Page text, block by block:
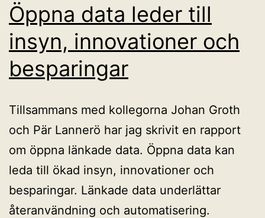
Öppna data leder till
insyn, innovationer och
besparingar
Tillsammans med kollegorna Johan Groth
och Pär Lannerö har jag skrivit en rapport
om öppna länkade data. Öppna data kan
leda till ökad insyn, innovationer och
besparingar. Länkade data underlättar
återanvändning och automatisering.